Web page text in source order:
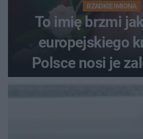
RZADKIE IMIONA
To imię brzmi
europejskiego
Polsce nosi je